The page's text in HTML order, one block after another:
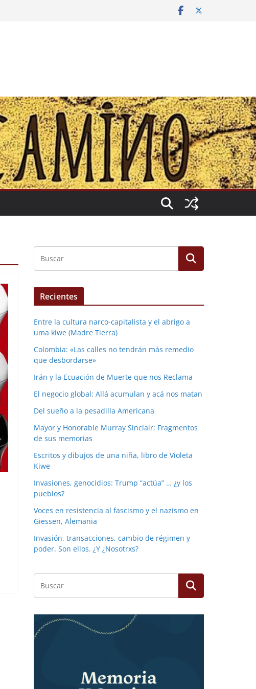
Recientes
Entre la cultura narco-capitalista y el abrigo a
uma kiwe (Madre Tierra)
Colombia: «Las calles no tendrán más remedio
que desbordarse»
Irán y la Ecuación de Muerte que nos Reclama
El negocio global: Allá acumulan y acá nos matan
Del sueño a la pesadilla Americana
Mayor y Honorable Murray Sinclair: Fragmentos
de sus memorias
Escritos y dibujos de una niña, libro de Violeta
Kiwe
Invasiones, genocidios: Trump “actúa” … ¿y los
pueblos?
Voces en resistencia al fascismo y el nazismo en
Giessen, Alemania
Invasión, transacciones, cambio de régimen y
poder. Son ellos. ¿Y ¿Nosotrxs?